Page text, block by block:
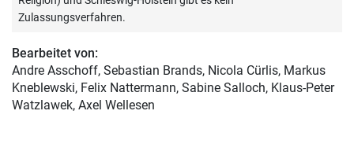
Zulassungsverfahren.
Bearbeitet von:
Andre Asschoff, Sebastian Brands, Nicola Cürlis, Markus
Kneblewski, Felix Nattermann, Sabine Salloch, Klaus-Peter
Watzlawek, Axel Wellesen